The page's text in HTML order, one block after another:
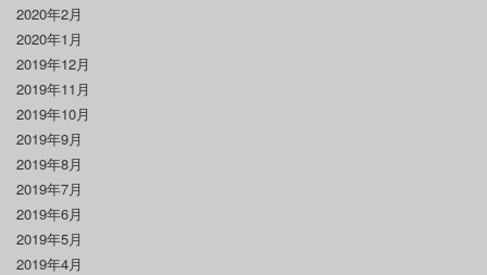
2020年2月
2020年1月
2019年12月
2019年11月
2019年10月
2019年9月
2019年8月
2019年7月
2019年6月
2019年5月
2019年4月